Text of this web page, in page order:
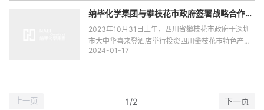
纳毕化学集团与攀枝花市政府签署战略合作协
2023年10月31日上午，四川省攀枝花市政府于深圳
市大中华喜来登酒店举行投资四川攀枝花市特色产业
投资推介会。
2024-01-17
上一页 1/2 下一页